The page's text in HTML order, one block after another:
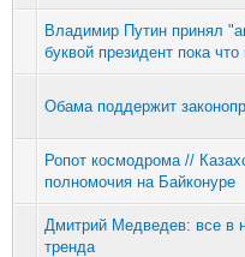
Владимир Путин принял
буквой президент пока
Обама поддержит
Ропот космодрома //
полномочия на Байконуре
Дмитрий Медведев: все в
тренда